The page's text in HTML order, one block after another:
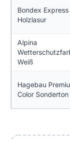
Bondex Express
Holzlasur
Alpina
Weiß
Hagebau
Color Sonderton